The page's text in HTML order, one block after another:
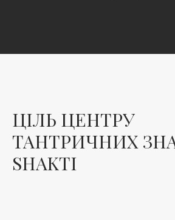
ЦІЛЬ ЦЕНТРУ
ТАНТРИЧНИХ
SHAKTI